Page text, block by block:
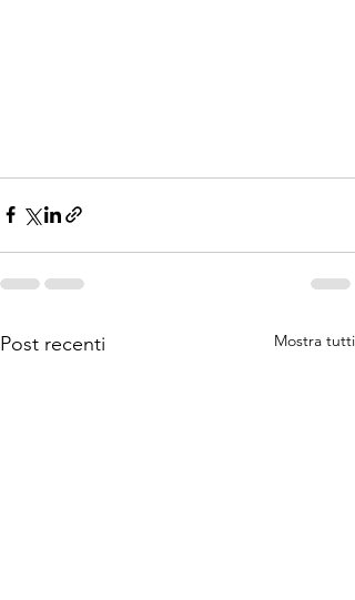
Post recenti Mostra tutti